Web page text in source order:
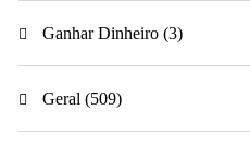
Ganhar Dinheiro (3)
Geral (509)